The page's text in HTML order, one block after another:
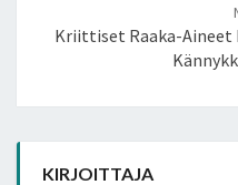
Kriittiset Raaka-Aineet
KIRJOITTAJA